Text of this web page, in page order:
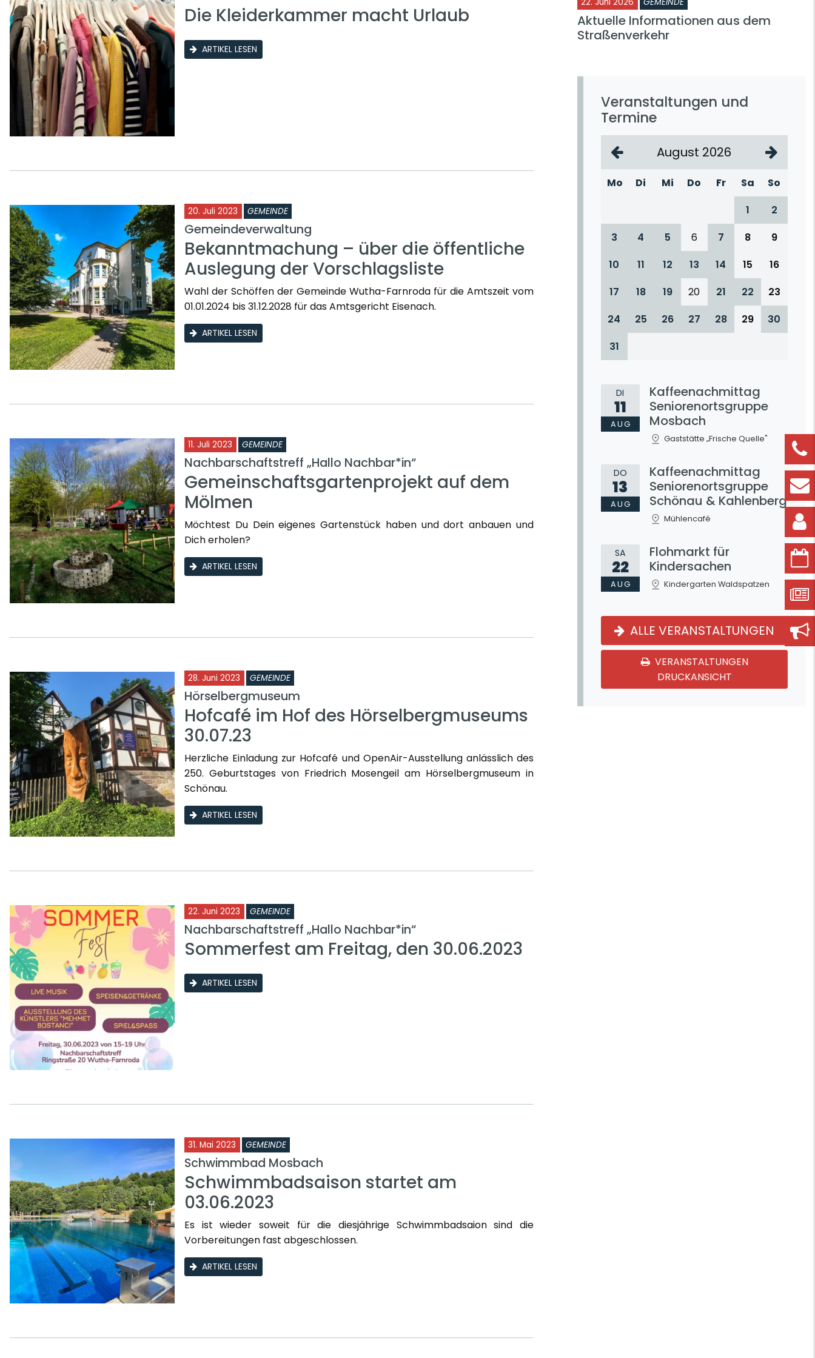
Die Kleiderkammer macht Urlaub
ARTIKEL LESEN
20. Juli 2023 GEMEINDE
Gemeindeverwaltung
Bekanntmachung – über die öffentliche
Auslegung der Vorschlagsliste
Wahl der Schöffen der Gemeinde Wutha-Farnroda für die Amtszeit vom
01.01.2024 bis 31.12.2028 für das Amtsgericht Eisenach.
ARTIKEL LESEN
11. Juli 2023 GEMEINDE
Nachbarschaftstreff „Hallo Nachbar*in“
Gemeinschaftsgartenprojekt auf dem
Mölmen
Möchtest Du Dein eigenes Gartenstück haben und dort anbauen und
Dich erholen?
ARTIKEL LESEN
28. Juni 2023 GEMEINDE
Hörselbergmuseum
Hofcafé im Hof des Hörselbergmuseums
30.07.23
Herzliche Einladung zur Hofcafé und OpenAir-Ausstellung anlässlich des
250. Geburtstages von Friedrich Mosengeil am Hörselbergmuseum in
Schönau.
ARTIKEL LESEN
22. Juni 2023 GEMEINDE
Nachbarschaftstreff „Hallo Nachbar*in“
Sommerfest am Freitag, den 30.06.2023
ARTIKEL LESEN
31. Mai 2023 GEMEINDE
Schwimmbad Mosbach
Schwimmbadsaison startet am
03.06.2023
Es ist wieder soweit für die diesjährige Schwimmbadsaion sind die
Vorbereitungen fast abgeschlossen.
ARTIKEL LESEN
Aktuelle Informationen aus dem
Straßenverkehr
Veranstaltungen und
Termine
August 2026
Mo Di Mi Do Fr Sa
So
1
2
3
4 5 6 7 8
9
10
11 12 13 14 15
16
17
18 19 20 21 22
23
24
25 26 27 28 29
30
31
DI
11
AUG
Kaffeenachmittag
Seniorenortsgruppe
Mosbach
Gaststätte „Frische Quelle"
DO
13
AUG
Kaffeenachmittag
Seniorenortsgruppe
Schönau & Kahlenberg
Mühlencafé
SA
22
AUG
Flohmarkt für
Kindersachen
Kindergarten Waldspatzen
ALLE VERANSTALTUNGEN
VERANSTALTUNGEN
DRUCKANSICHT